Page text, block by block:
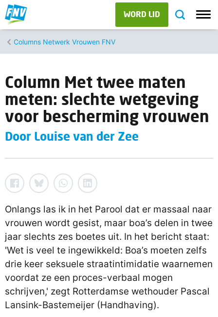
WORD LID
Columns Netwerk Vrouwen FNV
Column Met twee maten
meten: slechte wetgeving
voor bescherming vrouwen
Door Louise van der Zee
Onlangs las ik in het Parool dat er massaal naar
vrouwen wordt gesist, maar boa’s delen in twee
jaar slechts zes boetes uit. In het bericht staat:
'Wet is veel te ingewikkeld: Boa’s moeten zelfs
drie keer seksuele straatintimidatie waarnemen
voordat ze een proces-verbaal mogen
schrijven,' zegt Rotterdamse wethouder Pascal
Lansink-Bastemeijer (Handhaving).